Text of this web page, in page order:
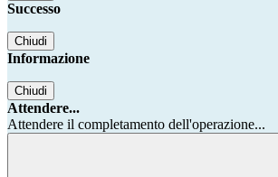
Successo
Chiudi
Informazione
Chiudi
Attendere...
Attendere il completamento dell'operazione...